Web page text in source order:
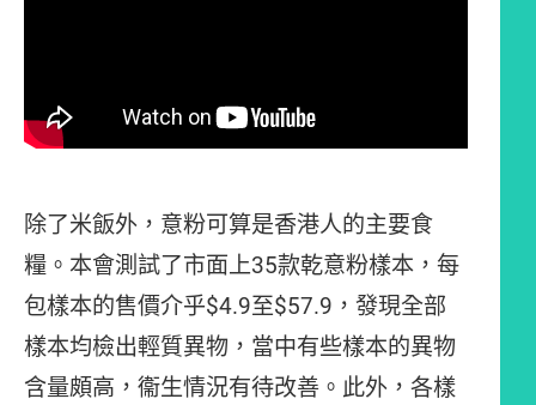
除了米飯外，意粉可算是香港人的主要食
糧。本會測試了市面上35款乾意粉樣本，每
包樣本的售價介乎$4.9至$57.9，發現全部
樣本均檢出輕質異物，當中有些樣本的異物
含量頗高，衞生情況有待改善。此外，各樣